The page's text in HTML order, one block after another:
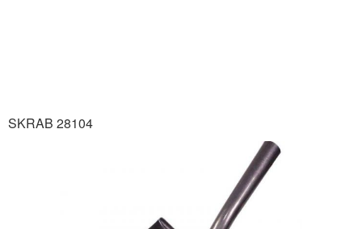
SKRAB 28104